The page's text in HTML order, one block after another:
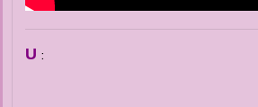
U :